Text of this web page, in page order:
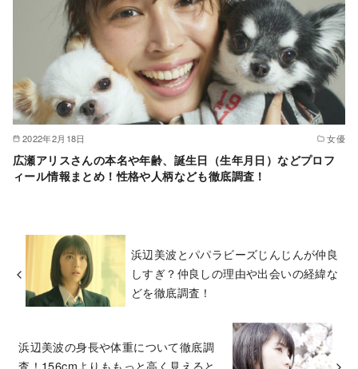
2022年2月18日 女優
広瀬アリスさんの本名や年齢、誕生日（生年月日）などプロフ
ィール情報まとめ！性格や人柄なども徹底調査！
浜辺美波とパパラビーズじんじんが仲良
しすぎ？仲良しの理由や出会いの経緯な
どを徹底調査！
浜辺美波の身長や体重について徹底調
査！156cmよりももっと高く見えると